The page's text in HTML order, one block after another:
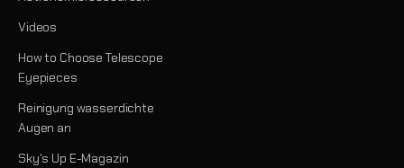
Videos
How to Choose Telescope
Eyepieces
Reinigung wasserdichte
Augen an
Sky's Up E-Magazin